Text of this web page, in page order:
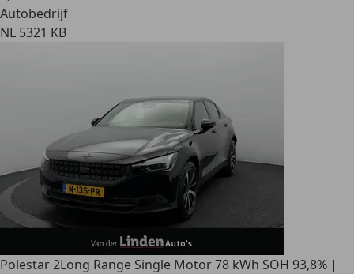
Autobedrijf
NL 5321 KB
Polestar 2Long Range Single Motor 78 kWh SOH 93,8% |